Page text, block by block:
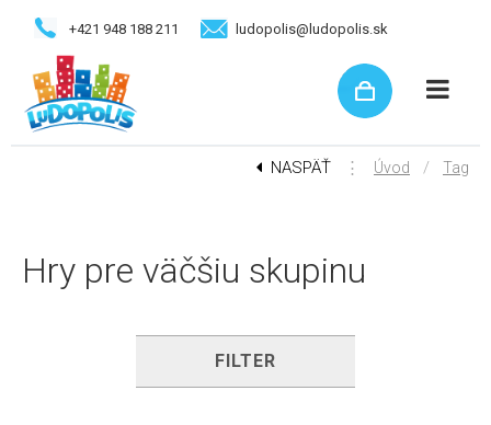
+421 948 188 211 ludopolis@ludopolis.sk
NASPÄŤ ⋮ Úvod / Tag
Hry pre väčšiu skupinu
FILTER